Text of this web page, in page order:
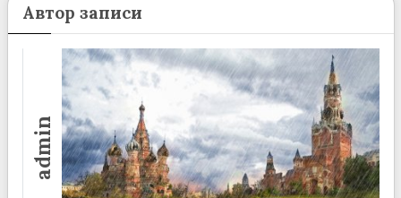
Автор записи
admin